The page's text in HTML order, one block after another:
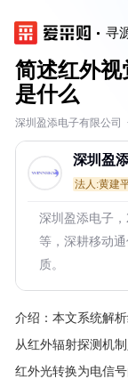
寻
简述红外视
是什么
深圳盈添电子有限公司 ·
深圳盈
法人:黄建
深圳盈添电子
等，深耕移动
质。
介绍： 本文系统解
从红外辐射探测机
红外光转换为电信